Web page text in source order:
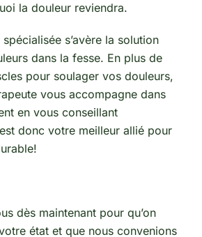
la douleur reviendra.
s’avère la solution
dans la fesse. En plus de
pour soulager vos douleurs,
vous accompagne dans
en vous conseillant
donc votre meilleur allié pour
dès maintenant pour qu’on
état et que nous convenions